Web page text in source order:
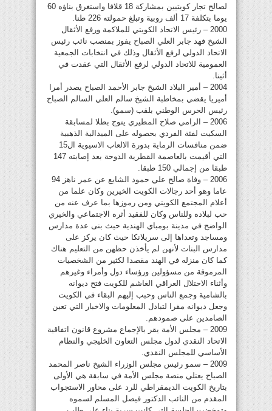
لصالح تجار كويتيين بمشاركة 18 قلافا واستغرق بناؤه 60
يوما بتكلفة 17 ألف روبية وتبلغ حمولته 226 طنا.
2000 – رئيس الاتحاد الكويتي للملاكمة ورفع الأثقال
الشيخ فهد جابر العلي الصباح يفوز بمنصب نائب رئيس
الاتحاد الدولي لرفع الأثقال وذلك في انتخابات الجمعية
العمومية للاتحاد الدولي لرفع الأثقال التي عقدت في
أثينا.
2004 – أمير البلاد الشيخ جابر الأحمد الصباح يصدر أمرا
أميريا يقضي بمخاطبة الشيخ سالم العلي السالم الصباح
رئيس الحرس الوطني بلقب (سمو).
2006 – الرامي صلاح المطيري يتوج بطلا لمسابقة
السكيت لفئة الفردي بحصوله على الميدالية الذهبية
ضمن منافسات الرماية بدورة الالعاب الاسيوية ال15
التي أقيمت بالعاصمة القطرية الدوحة بعد إصابته 147
طبقا من إجمالي 150 طبقا.
2006 – وفاة صالح علي حمود الشايع عن عمر ناهز 94
عاما وهو أحد رجالات الكويت الخيرين وكان علما من
أعلام المجتمع الكويتي ومن رموزها بما عرف عنه من
حب لبلاده وللناس وكان للفقيد أثره الاجتماعي والخيري
الواضح في مدينة بومباي الهندية حيث بنى عدة مدارس
ومساجد وتعداها إلى سريلانكا حيث كان يركز على
مدارس البنات لأنهن لم يأخذن حظهن من التعليم هناك
كما كان منزله في الهند مقصدا لكثير من الشخصيات
المرموقة من مسؤولين ورؤساء دول وأمراء وغيرهم
وأثناء الاحتلال العراقي الغاشم للكويت فتح ديوانه
بالشامية وجمع الناس وحبب إليهم البقاء في الكويت
وجعل ديوانه مقرا لتبادل المعلومات والاخبار التي تعين
الصامدين على صمودهم.
2009 – مجلس الأمة يقر بالإجماع مشروع قانون اتفاقية
الاتحاد النقدي لدول مجلس التعاون الخليجي والنظام
الأساسي للمجلس النقدي.
2009 – سمو رئيس مجلس الوزراء الشيخ ناصر المحمد
الصباح يعتلي منصة مجلس الأمة في سابقة هي الأولى
بتاريخ الكويت الديمقراطي للرد على محاور الاستجواب
المقدم من النائب الدكتور فيصل المسلم لسموه